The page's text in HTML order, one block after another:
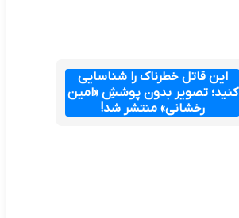
این قاتل خطرناک را شناسایی
کنید؛ تصویر بدون پوششِ «امین
رخشانی» منتشر شد!